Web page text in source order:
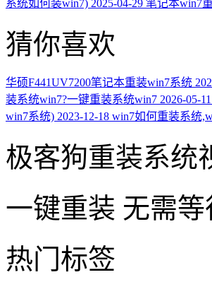
系统如何装win7) 2025-04-29 笔记本win7
猜你喜欢
华硕F441UV7200笔记本重装win7系统
装系统win7?一键重装系统win7 2026-05-11
win7系统) 2023-12-18 win7如何重装系统
极客狗重装系统
一键重装 无需
热门标签